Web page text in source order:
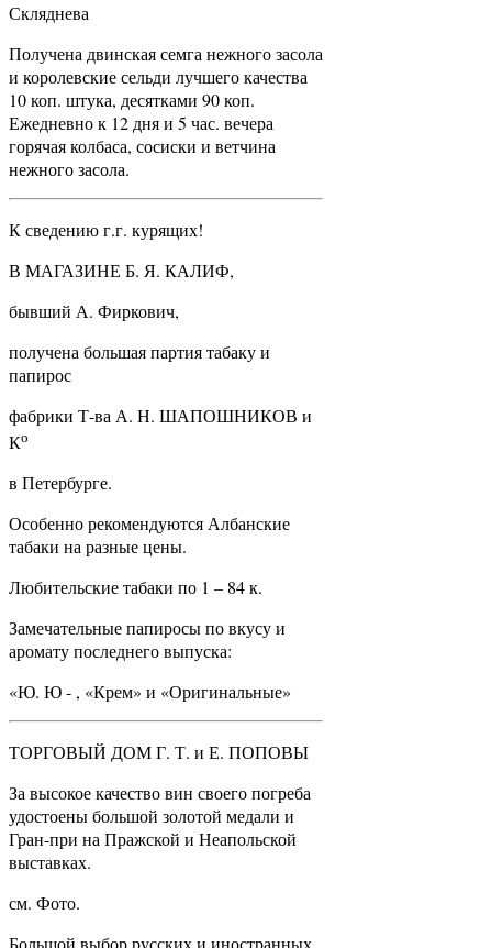
Скляднева
Получена двинская семга нежного засола
и королевские сельди лучшего качества
10 коп. штука, десятками 90 коп.
Ежедневно к 12 дня и 5 час. вечера
горячая колбаса, сосиски и ветчина
нежного засола.
К сведению г.г. курящих!
В МАГАЗИНЕ Б. Я. КАЛИФ,
бывший А. Фиркович,
получена большая партия табаку и
папирос
фабрики Т-ва А. Н. ШАПОШНИКОВ и
Ко
в Петербурге.
Особенно рекомендуются Албанские
табаки на разные цены.
Любительские табаки по 1 – 84 к.
Замечательные папиросы по вкусу и
аромату последнего выпуска:
«Ю. Ю - , «Крем» и «Оригинальные»
ТОРГОВЫЙ ДОМ Г. Т. и Е. ПОПОВЫ
За высокое качество вин своего погреба
удостоены большой золотой медали и
Гран-при на Пражской и Неапольской
выставках.
см. Фото.
Большой выбор русских и иностранных